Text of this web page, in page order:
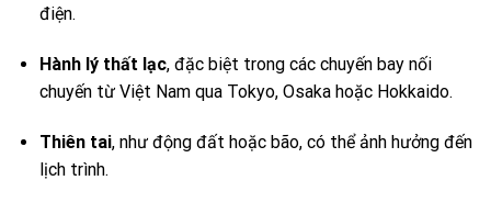
điện.
Hành lý thất lạc, đặc biệt trong các chuyến bay nối
chuyến từ Việt Nam qua Tokyo, Osaka hoặc Hokkaido.
Thiên tai, như động đất hoặc bão, có thể ảnh hưởng đến
lịch trình.